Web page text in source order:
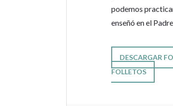
podemos
enseñó en el
DESCARGAR
FOLLETOS